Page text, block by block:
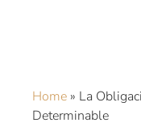
Home » La
Determinable